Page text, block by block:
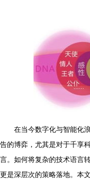
在当今数字化与智能化
告的博弈，尤其是对于千享
言。如何将复杂的技术语言
更是深层次的策略落地。本